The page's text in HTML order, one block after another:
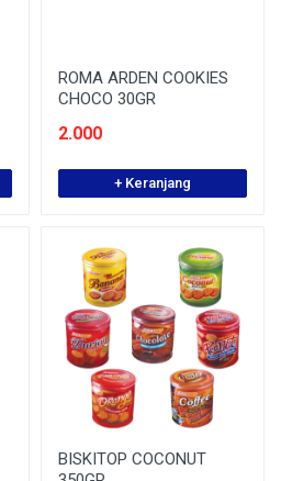
ROMA ARDEN COOKIES
CHOCO 30GR
2.000
+ Keranjang
BISKITOP COCONUT